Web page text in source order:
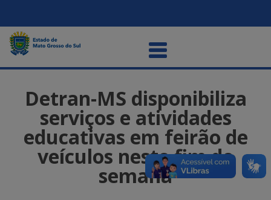
Detran-MS disponibiliza
serviços e atividades
educativas em feirão de
veículos neste fim de
semana